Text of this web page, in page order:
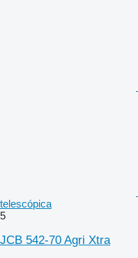
telescópica
5
JCB 542-70 Agri Xtra